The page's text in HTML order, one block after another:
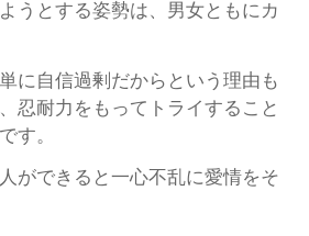
うとする姿勢は、男女ともにカ
に自信過剰だからという理由も
忍耐力をもってトライすること
す。
ができると一心不乱に愛情をそ